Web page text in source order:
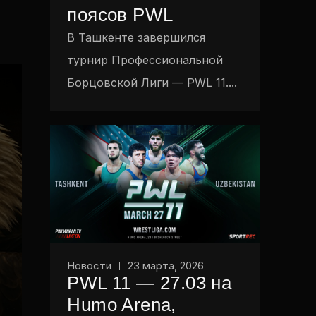
поясов PWL
В Ташкенте завершился
турнир Профессиональной
Борцовской Лиги — PWL 11....
Новости 23 марта, 2026
PWL 11 — 27.03 на
Humo Arena,